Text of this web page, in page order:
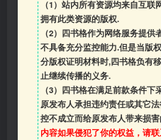
（1）站内所有资源均来自互
拥有此类资源的版权.
（2）四书格作为网络服务提
不具备充分监控能力.但是当版
分版权证明材料时,四书格负有
止继续传播的义务.
（3）四书格在满足前款条件
原发布人承担违约责任或其它
控不成立而给原发布人带来损
内容如果侵犯了你的权益，请